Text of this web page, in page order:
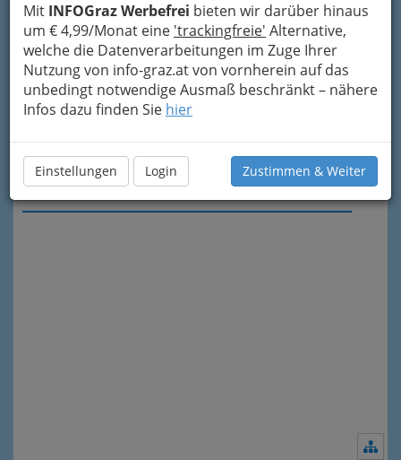
Mit INFOGraz Werbefrei bieten wir darüber hinaus
um € 4,99/Monat eine 'trackingfreie' Alternative,
welche die Datenverarbeitungen im Zuge Ihrer
Nutzung von info-graz.at von vornherein auf das
unbedingt notwendige Ausmaß beschränkt – nähere
Infos dazu finden Sie hier
Einstellungen Login Zustimmen & Weiter
Meine Nachricht senden